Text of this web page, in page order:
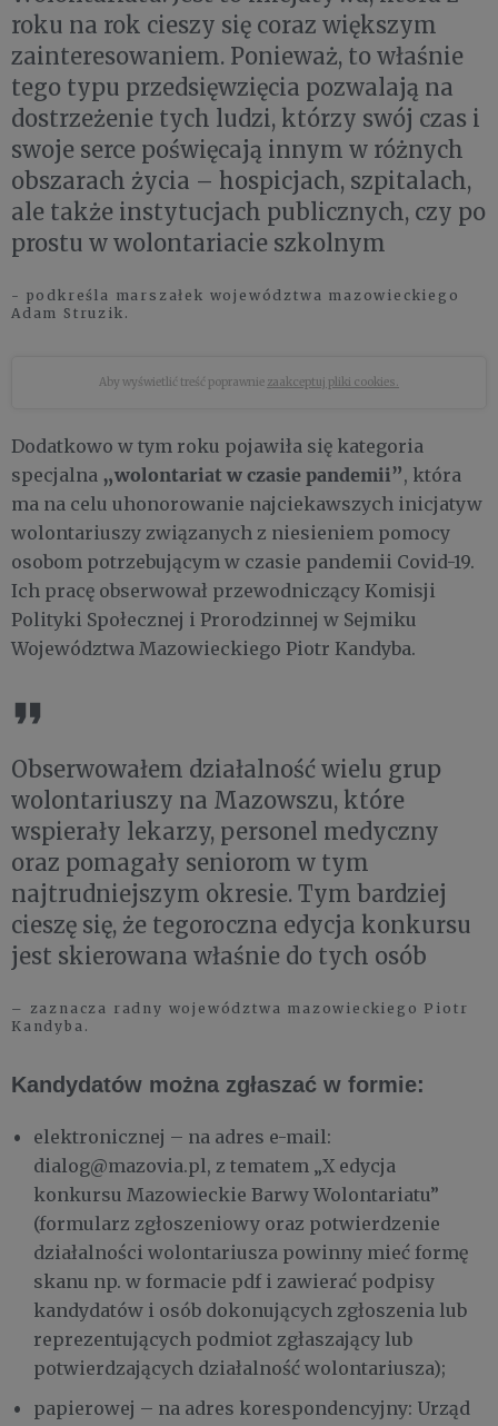
roku na rok cieszy się coraz większym
zainteresowaniem. Ponieważ, to właśnie
tego typu przedsięwzięcia pozwalają na
dostrzeżenie tych ludzi, którzy swój czas i
swoje serce poświęcają innym w różnych
obszarach życia – hospicjach, szpitalach,
ale także instytucjach publicznych, czy po
prostu w wolontariacie szkolnym
- podkreśla marszałek województwa mazowieckiego
Adam Struzik.
Aby wyświetlić treść poprawnie zaakceptuj pliki cookies.
Dodatkowo w tym roku pojawiła się kategoria
specjalna „wolontariat w czasie pandemii”, która
ma na celu uhonorowanie najciekawszych inicjatyw
wolontariuszy związanych z niesieniem pomocy
osobom potrzebującym w czasie pandemii Covid-19.
Ich pracę obserwował przewodniczący Komisji
Polityki Społecznej i Prorodzinnej w Sejmiku
Województwa Mazowieckiego Piotr Kandyba.
Obserwowałem działalność wielu grup
wolontariuszy na Mazowszu, które
wspierały lekarzy, personel medyczny
oraz pomagały seniorom w tym
najtrudniejszym okresie. Tym bardziej
cieszę się, że tegoroczna edycja konkursu
jest skierowana właśnie do tych osób
– zaznacza radny województwa mazowieckiego Piotr
Kandyba.
Kandydatów można zgłaszać w formie:
elektronicznej – na adres e-mail:
dialog@mazovia.pl, z tematem „X edycja
konkursu Mazowieckie Barwy Wolontariatu”
(formularz zgłoszeniowy oraz potwierdzenie
działalności wolontariusza powinny mieć formę
skanu np. w formacie pdf i zawierać podpisy
kandydatów i osób dokonujących zgłoszenia lub
reprezentujących podmiot zgłaszający lub
potwierdzających działalność wolontariusza);
papierowej – na adres korespondencyjny: Urząd